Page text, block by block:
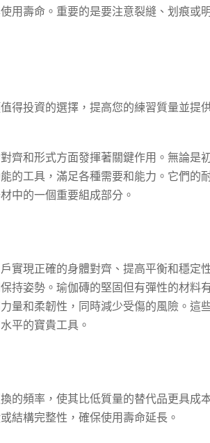
用壽命。重要的是要注意裂縫、划痕或
得投資的選擇，提高您的練習質量並提
齊和形式方面發揮著關鍵作用。無論是
的工具，滿足各種需要和能力。它們的
中的一個重要組成部分。
實現正確的身體對齊、提高平衡和穩定
持姿勢。瑜伽磚的堅固但有彈性的材料
量和柔韌性，同時減少受傷的風險。這
平的寶貴工具。
的頻率，使其比低質量的替代品更具成
結構完整性，確保使用壽命延長。